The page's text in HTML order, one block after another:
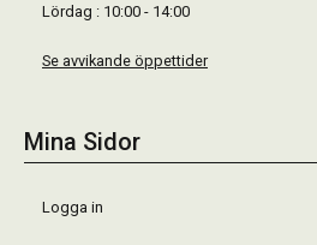
Lördag : 10:00 - 14:00
Se avvikande öppettider
Mina Sidor
Logga in